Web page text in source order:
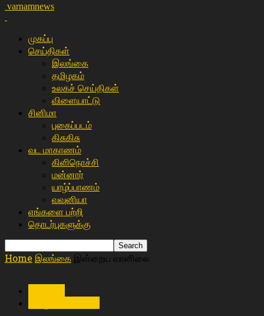
varnamnews
முகப்பு
செய்திகள்
இலங்கை
த‌மிழக‌ம்
உலகச் செய்திகள்
விளையா‌ட்டு
சி‌னிமா
புகைப்படம்
கிசு‌கிசு
வட மாகாணம்
கிளிநொச்சி
மன்னார்
யாழ்ப்பாணம்
வவுனியா
எங்களை பற்றி
தொடர்புகளுக்கு
Home இலங்கை இன்றைய வானிலை